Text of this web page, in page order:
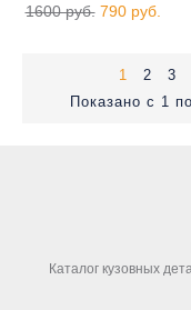
1600 руб. 790 руб.
1 2 3
Показано с 1
Каталог кузовных